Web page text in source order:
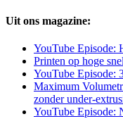
Uit ons magazine:
YouTube Episode:
Printen op hoge
YouTube Episode:
Maximum
zonder under-
YouTube Episode: